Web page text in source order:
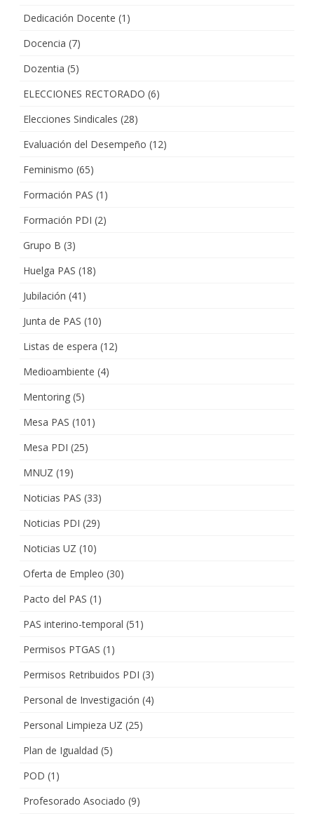
Dedicación Docente (1)
Docencia (7)
Dozentia (5)
ELECCIONES RECTORADO (6)
Elecciones Sindicales (28)
Evaluación del Desempeño (12)
Feminismo (65)
Formación PAS (1)
Formación PDI (2)
Grupo B (3)
Huelga PAS (18)
Jubilación (41)
Junta de PAS (10)
Listas de espera (12)
Medioambiente (4)
Mentoring (5)
Mesa PAS (101)
Mesa PDI (25)
MNUZ (19)
Noticias PAS (33)
Noticias PDI (29)
Noticias UZ (10)
Oferta de Empleo (30)
Pacto del PAS (1)
PAS interino-temporal (51)
Permisos PTGAS (1)
Permisos Retribuidos PDI (3)
Personal de Investigación (4)
Personal Limpieza UZ (25)
Plan de Igualdad (5)
POD (1)
Profesorado Asociado (9)